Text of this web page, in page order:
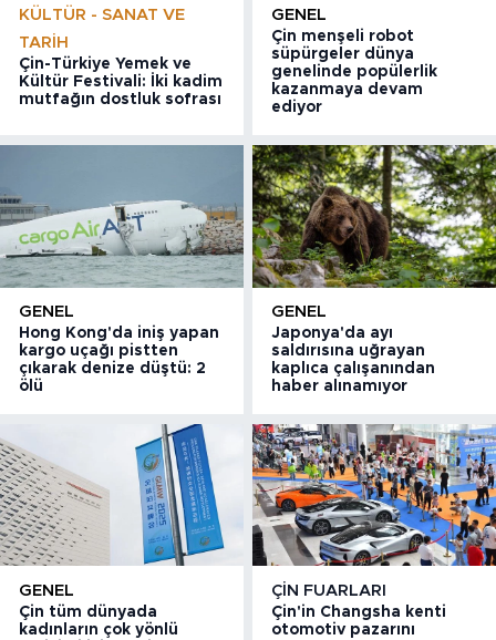
KÜLTÜR - SANAT VE
TARIH
Çin-Türkiye Yemek ve
Kültür Festivali: İki kadim
mutfağın dostluk sofrası
GENEL
Çin menşeli robot
süpürgeler dünya
genelinde popülerlik
kazanmaya devam
ediyor
GENEL
Hong Kong'da iniş yapan
kargo uçağı pistten
çıkarak denize düştü: 2
ölü
GENEL
Japonya'da ayı
saldırısına uğrayan
kaplıca çalışanından
haber alınamıyor
GENEL
Çin tüm dünyada
kadınların çok yönlü
ÇIN FUARLARI
Çin'in Changsha kenti
otomotiv pazarını